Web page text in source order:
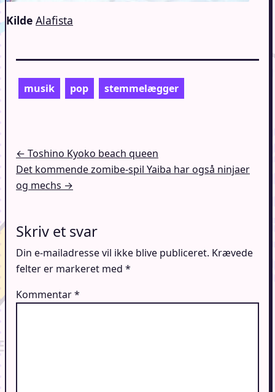
Kilde Alafista
musik pop stemmelægger
Indlægsnavigation
← Toshino Kyoko beach queen
Det kommende zomibe-spil Yaiba har også ninjaer
og mechs →
Skriv et svar
Din e-mailadresse vil ikke blive publiceret. Krævede
felter er markeret med *
Kommentar*